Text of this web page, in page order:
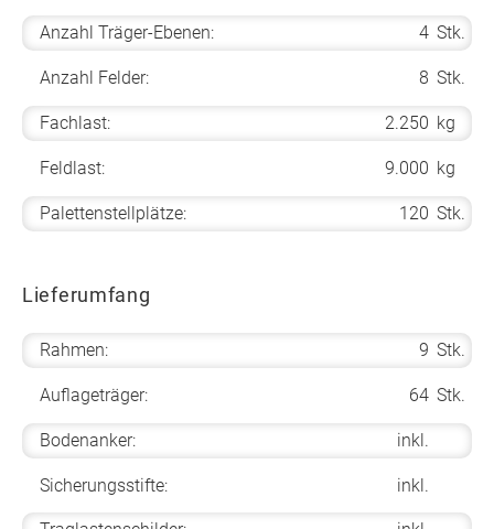
Anzahl Träger-Ebenen: 4 Stk.
Anzahl Felder: 8 Stk.
Fachlast: 2.250 kg
Feldlast: 9.000 kg
Palettenstellplätze: 120 Stk.
Lieferumfang
Rahmen: 9 Stk.
Auflageträger: 64 Stk.
Bodenanker: inkl.
Sicherungsstifte: inkl.